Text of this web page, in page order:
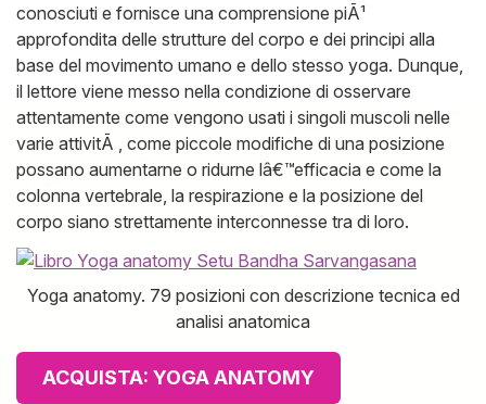
conosciuti e fornisce una comprensione piÃ¹
approfondita delle strutture del corpo e dei principi alla
base del movimento umano e dello stesso yoga. Dunque,
il lettore viene messo nella condizione di osservare
attentamente come vengono usati i singoli muscoli nelle
varie attivitÃ , come piccole modifiche di una posizione
possano aumentarne o ridurne lâ€™efficacia e come la
colonna vertebrale, la respirazione e la posizione del
corpo siano strettamente interconnesse tra di loro.
Yoga anatomy. 79 posizioni con descrizione tecnica ed
analisi anatomica
ACQUISTA: YOGA ANATOMY